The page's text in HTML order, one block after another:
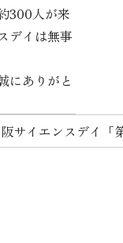
300人が来
デイは無事
にありがと
サイエンスデイ「